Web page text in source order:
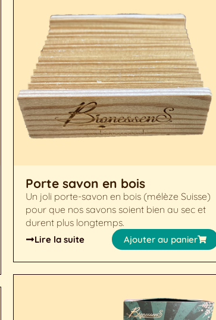
Porte savon en bois
Un joli porte-savon en bois (mélèze Suisse)
pour que nos savons soient bien au sec et
durent plus longtemps.
Lire la suite Ajouter au panier